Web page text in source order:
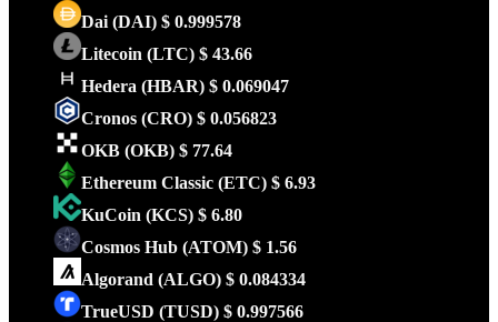
Dai (DAI) $ 0.999578
Litecoin (LTC) $ 43.66
Hedera (HBAR) $ 0.069047
Cronos (CRO) $ 0.056823
OKB (OKB) $ 77.64
Ethereum Classic (ETC) $ 6.93
KuCoin (KCS) $ 6.80
Cosmos Hub (ATOM) $ 1.56
Algorand (ALGO) $ 0.084334
TrueUSD (TUSD) $ 0.997566